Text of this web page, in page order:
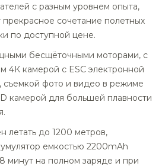
с разным уровнем опыта,
прекрасное сочетание полетных
по доступной цене.
бесщёточными моторами, с
4К камерой с ESC электронной
съемкой фото и видео в режиме
камерой для большей плавности
летать до 1200 метров,
емкостью 2200mAh
минут на полном заряде и при